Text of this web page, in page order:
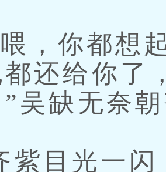
，你都想
还给你了
吴缺无奈
目光一闪